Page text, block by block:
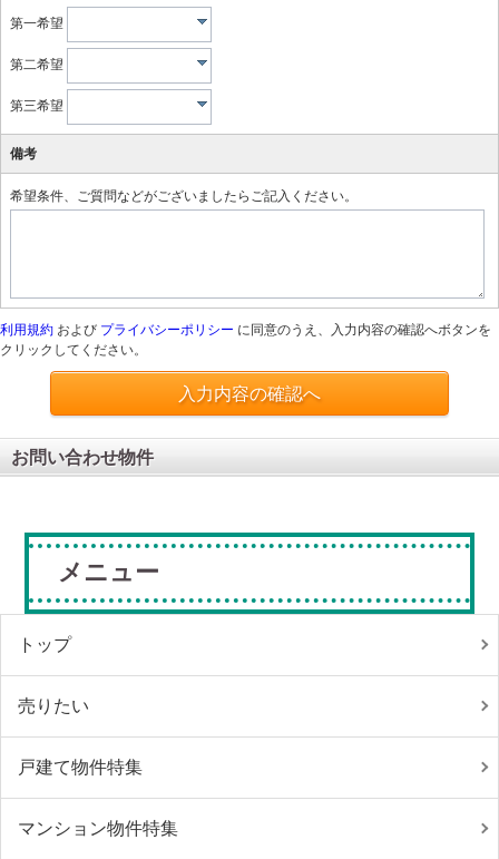
第一希望
第二希望
第三希望
備考
希望条件、ご質問などがございましたらご記入ください。
利用規約 および プライバシーポリシー に同意のうえ、入力内容の確認へボタンを
クリックしてください。
入力内容の確認へ
お問い合わせ物件
メニュー
トップ
売りたい
戸建て物件特集
マンション物件特集